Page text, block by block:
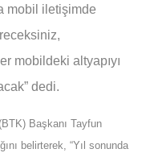
mobil iletişimde
mobildeki altyapıyı
dedi.
Başkanı Tayfun
belirterek, “Yıl sonunda